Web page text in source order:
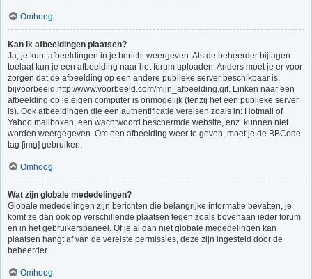
Omhoog
Kan ik afbeeldingen plaatsen?
Ja, je kunt afbeeldingen in je bericht weergeven. Als de beheerder bijlagen
toelaat kun je een afbeelding naar het forum uploaden. Anders moet je er voor
zorgen dat de afbeelding op een andere publieke server beschikbaar is,
bijvoorbeeld http://www.voorbeeld.com/mijn_afbeelding.gif. Linken naar een
afbeelding op je eigen computer is onmogelijk (tenzij het een publieke server
is). Ook afbeeldingen die een authentificatie vereisen zoals in: Hotmail of
Yahoo mailboxen, een wachtwoord beschermde website, enz. kunnen niet
worden weergegeven. Om een afbeelding weer te geven, moet je de BBCode
tag [img] gebruiken.
Omhoog
Wat zijn globale mededelingen?
Globale mededelingen zijn berichten die belangrijke informatie bevatten, je
komt ze dan ook op verschillende plaatsen tegen zoals bovenaan ieder forum
en in het gebruikerspaneel. Of je al dan niet globale mededelingen kan
plaatsen hangt af van de vereiste permissies, deze zijn ingesteld door de
beheerder.
Omhoog